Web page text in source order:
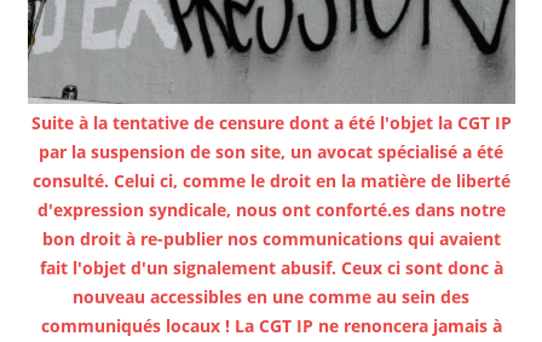
Suite à la tentative de censure dont a été l'objet la CGT IP
par la suspension de son site, un avocat spécialisé a été
consulté. Celui ci, comme le droit en la matière de liberté
d'expression syndicale, nous ont conforté.es dans notre
bon droit à re-publier nos communications qui avaient
fait l'objet d'un signalement abusif. Ceux ci sont donc à
nouveau accessibles en une comme au sein des
communiqués locaux ! La CGT IP ne renoncera jamais à